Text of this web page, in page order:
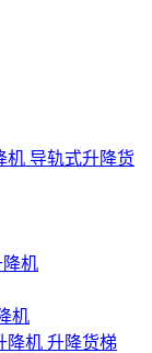
机 导轨式升降货
机
机
降机 升降货梯